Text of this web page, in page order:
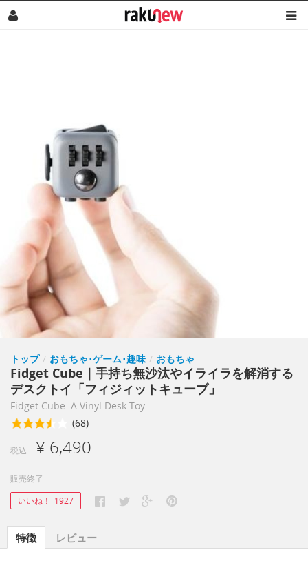
トップ / おもちゃ･ゲーム･趣味 / おもちゃ
Fidget Cube｜手持ち無沙汰やイライラを解消する
デスクトイ「フィジィットキューブ」
Fidget Cube: A Vinyl Desk Toy
(68)
税込 ¥ 6,490
販売終了
いいね！
1927
特徴 レビュー